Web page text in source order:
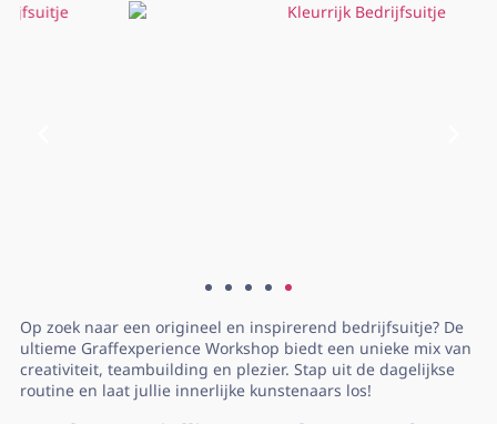
Op zoek naar een origineel en inspirerend bedrijfsuitje? De
ultieme Graffexperience Workshop biedt een unieke mix van
creativiteit, teambuilding en plezier. Stap uit de dagelijkse
routine en laat jullie innerlijke kunstenaars los!